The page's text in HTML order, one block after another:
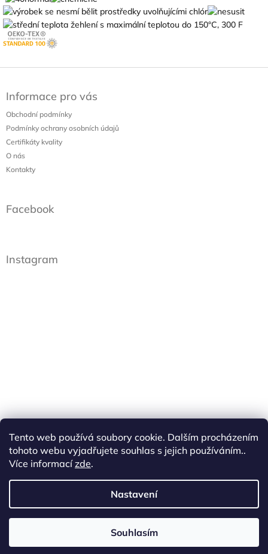
Tento web používá soubory cookie. Dalším procházením
tohoto webu vyjadřujete souhlas s jejich používáním..
Více informacízde.
Nastavení
Souhlasím
a
Informace pro vás
Obchodní podmínky
Podmínky ochrany osobních údajů
Certifikáty kvality
O nás
Kontakty
Facebook
Instagram
Sledovat na Instagramu